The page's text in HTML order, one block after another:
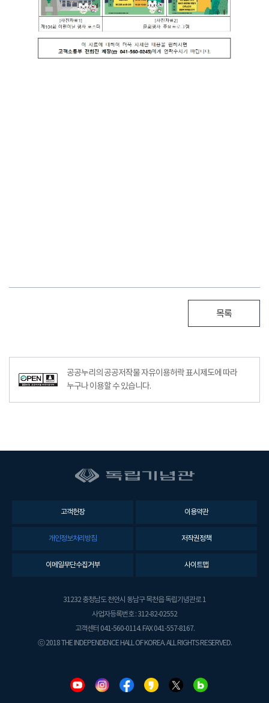
목록
공공누리의 공공저작물 자유이용허락 표시제도에 따라
누구나 이용할 수 있습니다.
고객헌장 이용약관
개인정보처리방침 저작권정책
이메일무단수집거부 사이트맵
31232 충청남도 천안시 동남구 목천읍 독립기념관로 1
사업자등록번호 : 312-82-02552
고객센터 041-560-0114. FAX 041-557-8167.
ⓒ 2018 THE INDEPENDENCE HALL OF KOREA. ALL RIGHTS RESERVED.